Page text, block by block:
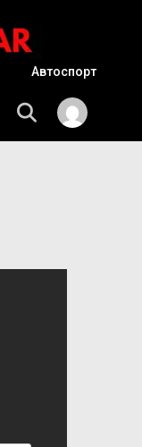
Автоспорт